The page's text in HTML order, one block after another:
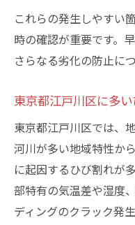
これらの発生しやすい
時の確認が重要です。
さらなる劣化の防止に
東京都江戸川区に多
東京都江戸川区では、
河川が多い地域特性か
に起因するひび割れが
部特有の気温差や湿度
ディングのクラック発